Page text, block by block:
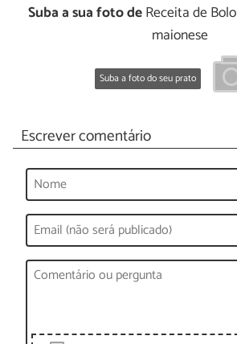
Suba a sua foto deReceita de
maionese
Suba a foto do seu prato
Escrever comentário